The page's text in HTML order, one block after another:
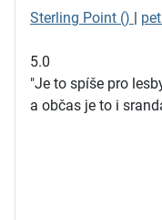
Sterling Point ()
5.0
"Je to spíše pro
a občas je to i